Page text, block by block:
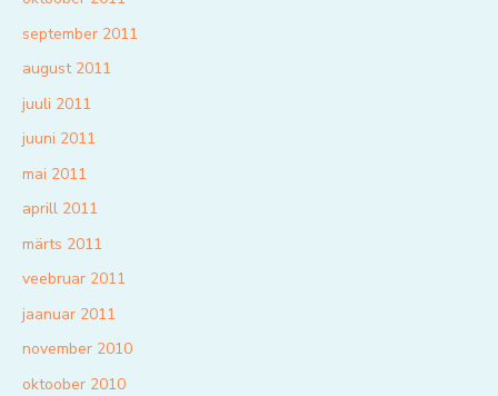
september 2011
august 2011
juuli 2011
juuni 2011
mai 2011
aprill 2011
märts 2011
veebruar 2011
jaanuar 2011
november 2010
oktoober 2010